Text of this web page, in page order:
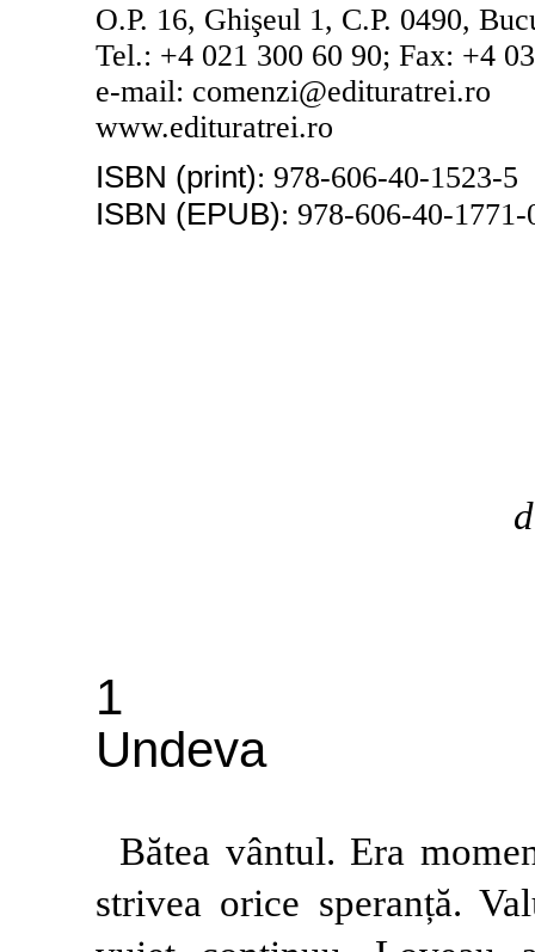
O.P. 16, Ghişeul 1, C.P. 0490,
Tel.: +4 021 300 60 90; Fax: +4
e-mail: comenzi@edituratrei.ro
www.edituratrei.ro
ISBN (print): 978-606-40-1523-5
ISBN (EPUB): 978-606-40-1771-
1
Undeva
Bătea vântul. Era
strivea orice speranță.